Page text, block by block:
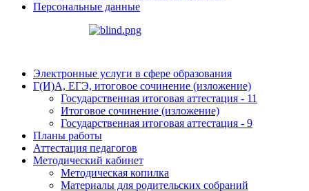
Персональные данные
Электронные услуги в сфере образования
Г(И)А, ЕГЭ, итоговое сочинение (изложение)
Государственная итоговая аттестация - 11
Итоговое сочинение (изложение)
Государственная итоговая аттестация - 9
Планы работы
Аттестация педагогов
Методический кабинет
Методическая копилка
Материалы для родительских собраний